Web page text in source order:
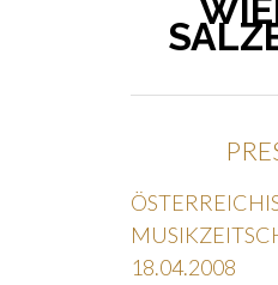
18.04.2008